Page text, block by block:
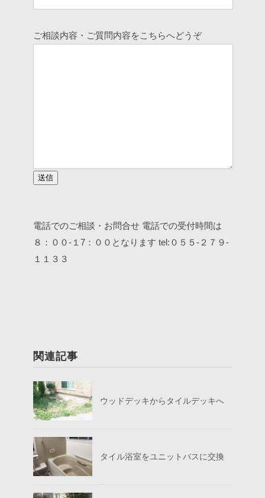
ご相談内容・ご質問内容をこちらへどうぞ
このフィールドは空のままにしてください。
電話でのご相談・お問合せ 電話での受付時間は
８：００-１7：００となります tel:０５５-２７９-
１１３３
関連記事
ウッドデッキからタイルデッキへ
タイル浴室をユニットバスに交換